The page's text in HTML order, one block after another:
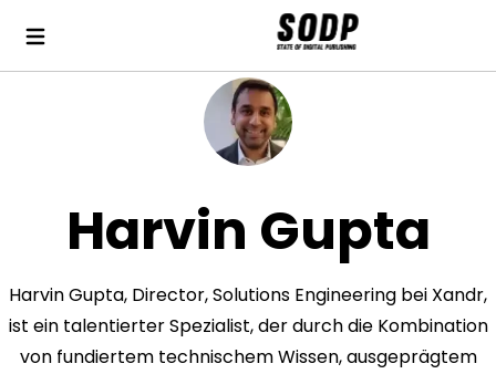
Harvin Gupta
Harvin Gupta, Director, Solutions Engineering bei Xandr,
ist ein talentierter Spezialist, der durch die Kombination
von fundiertem technischem Wissen, ausgeprägtem